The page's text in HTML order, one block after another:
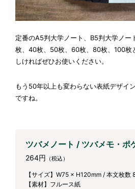
定番のA5判大学ノート、B5判大学ノー
枚、40枚、50枚、60枚、80枚、100枚
しければぜひお使いください。
もう50年以上も変わらない表紙デザイ
ですね。
ツバメノート / ツバメモ・ポ
264円 （税込）
【サイズ】W75 × H120mm / 本文枚数
【素材】フルース紙